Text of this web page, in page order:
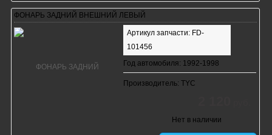
ФОНАРЬ ЗАДНИЙ ВНЕШНИЙ ЛЕВЫЙ
Артикул запчасти: FD-
101456
Год автомобиля: 1992-1998
Производитель: TYC
Нет в наличии